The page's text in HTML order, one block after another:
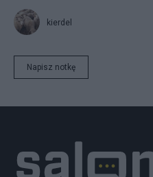
kierdel
Napisz notkę